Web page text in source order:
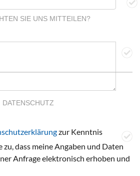
SIE UNS MITTEILEN?
DATENSCHUTZ
zur Kenntnis
zu, dass meine Angaben und Daten
Anfrage elektronisch erhoben und